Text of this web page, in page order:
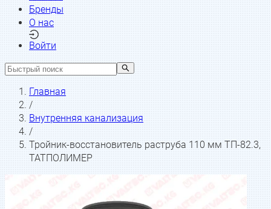
Бренды
О нас
Войти
Главная
/
Внутренняя канализация
/
Тройник-восстановитель раструба 110 мм ТП-82.3,
ТАТПОЛИМЕР